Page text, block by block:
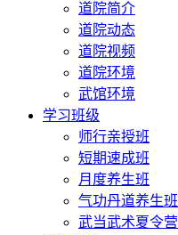
道院简介
道院动态
道院视频
道院环境
武馆环境
学习班级
师行亲授班
短期速成班
月度养生班
气功丹道养生班
武当武术夏令营